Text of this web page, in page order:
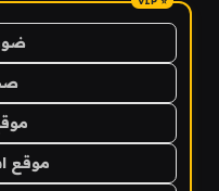
موقع